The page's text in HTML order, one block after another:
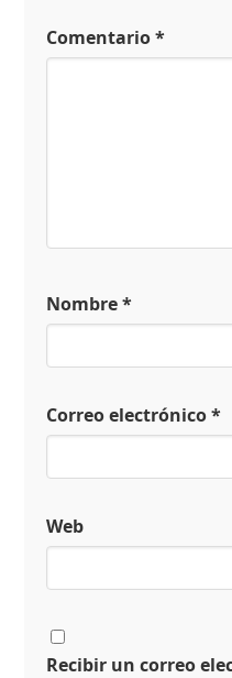
Comentario*
Nombre*
Correo electrónico*
Web
Recibir un correo